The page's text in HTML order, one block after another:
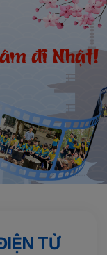
TỬ